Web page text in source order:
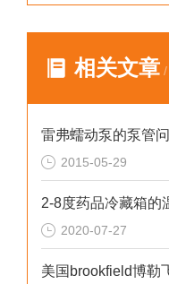
相关文章
雷弗蠕动泵的泵管
2015-05-29
2-8度药品冷藏箱的
2020-07-27
美国brookfield博勒